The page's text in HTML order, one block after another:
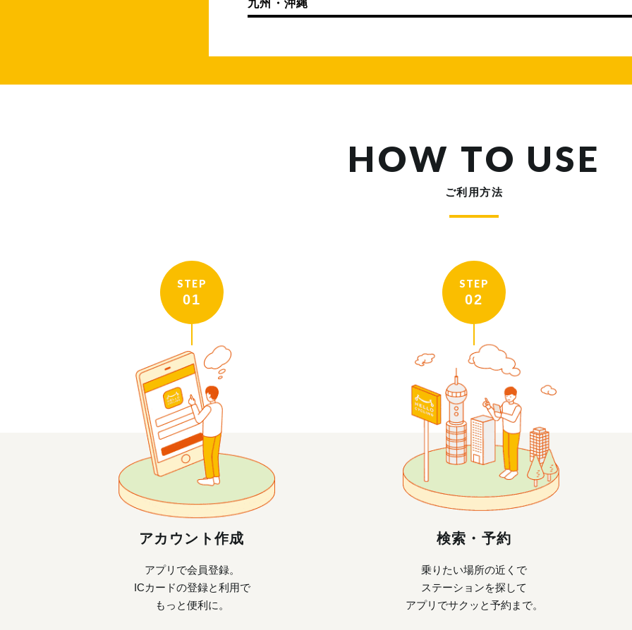
九州・沖縄
HOW TO USE
ご利用方法
STEP
01
アカウント作成
アプリで会員登録。
ICカードの登録と利用で
もっと便利に。
STEP
02
検索・予約
乗りたい場所の近くで
ステーションを探して
アプリでサクッと予約まで。